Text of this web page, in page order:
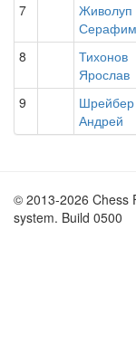
7
Живолуп
Серафим
8
Тихонов
Ярослав
9
Шрейбер
Андрей
© 2013-2026 Chess
system. Build 0500